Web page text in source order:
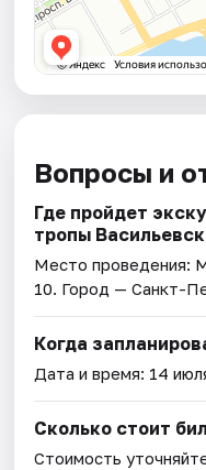
Вопросы и
Где пройдет
тропы
Место проведения:
10. Город — Санкт-
Когда
Дата и время: 14
Сколько стоит
Стоимость